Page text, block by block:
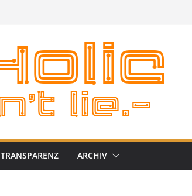
TRANSPARENZ ARCHIV